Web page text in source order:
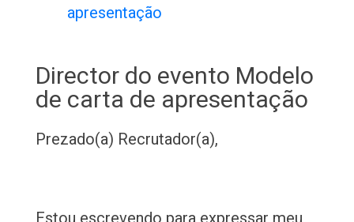
apresentação
Director do evento Modelo
de carta de apresentação
Prezado(a) Recrutador(a),
Estou escrevendo para expressar meu